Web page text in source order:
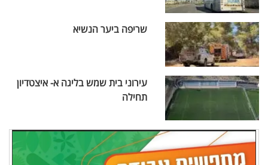
שריפה ביער הנשיא
עירוני בית שמש בליגה א- איצטדיון
תחילה